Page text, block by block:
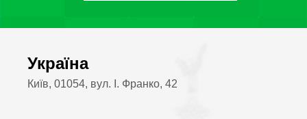
Україна
Київ, 01054, вул. І. Франко, 42